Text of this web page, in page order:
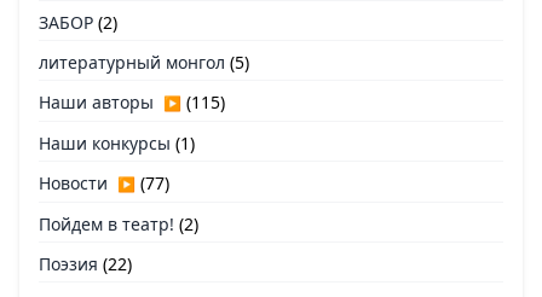
ЗАБОР (2)
литературный монгол (5)
Наши авторы ▶ (115)
Наши конкурсы (1)
Новости ▶ (77)
Пойдем в театр! (2)
Поэзия (22)